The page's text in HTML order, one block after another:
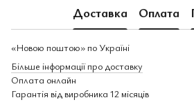
Доставка Оплата
«Новою поштою» по Україні
Більше інформації про доставку
Оплата онлайн
Гарантія від виробника 12 місяців